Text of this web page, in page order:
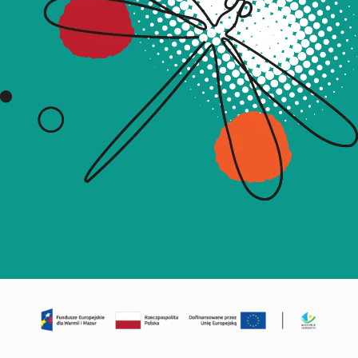
mogą przynieść firmie sukces i konkurencyjność.
Program szkolenia:
: omówienie zasad realizacji szkolenia
Moduł 1 . Wprowadzenie do modeli biznesowych i
tworzenia innowacji w obszarze modeli
. Analiza ekosystemu firmy – praktyczna
Moduł 4. Poszukiwanie propozycji wartości – jak
uwzględnieniem eco-wartości?